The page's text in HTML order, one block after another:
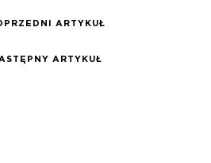
ARTYKUŁ
ARTYKUŁ